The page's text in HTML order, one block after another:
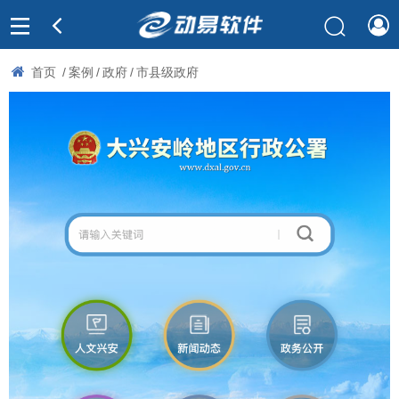
首页 / 案例 / 政府 / 市县级政府